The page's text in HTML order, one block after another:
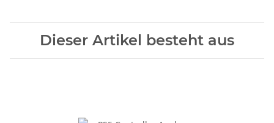
Dieser Artikel besteht aus